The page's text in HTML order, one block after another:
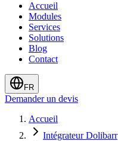
Accueil
Modules
Services
Solutions
Blog
Contact
FR
Demander un devis
Accueil
Intégrateur Dolibarr